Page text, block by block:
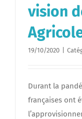
vision
19/10/2020
Durant la
françaises ont